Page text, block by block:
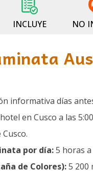
INCLUYE NO
informativa días
en Cusco a las
por día:5 horas
de Colores):5 200